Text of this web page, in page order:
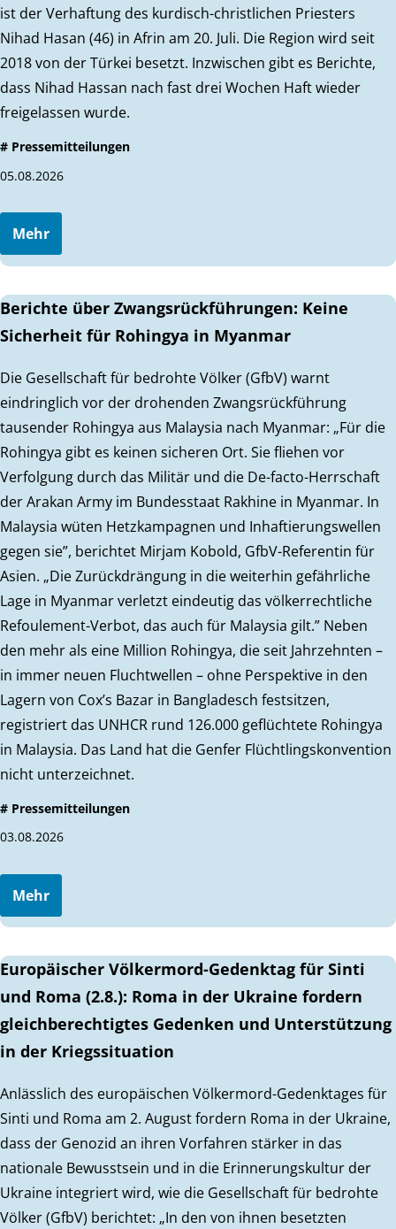
ist der Verhaftung des kurdisch-christlichen Priesters
Nihad Hasan (46) in Afrin am 20. Juli. Die Region wird seit
2018 von der Türkei besetzt. Inzwischen gibt es Berichte,
dass Nihad Hassan nach fast drei Wochen Haft wieder
freigelassen wurde.
# Pressemitteilungen
05.08.2026
Mehr
Berichte über Zwangsrückführungen: Keine
Sicherheit für Rohingya in Myanmar
Die Gesellschaft für bedrohte Völker (GfbV) warnt
eindringlich vor der drohenden Zwangsrückführung
tausender Rohingya aus Malaysia nach Myanmar: „Für die
Rohingya gibt es keinen sicheren Ort. Sie fliehen vor
Verfolgung durch das Militär und die De-facto-Herrschaft
der Arakan Army im Bundesstaat Rakhine in Myanmar. In
Malaysia wüten Hetzkampagnen und Inhaftierungswellen
gegen sie”, berichtet Mirjam Kobold, GfbV-Referentin für
Asien. „Die Zurückdrängung in die weiterhin gefährliche
Lage in Myanmar verletzt eindeutig das völkerrechtliche
Refoulement-Verbot, das auch für Malaysia gilt.” Neben
den mehr als eine Million Rohingya, die seit Jahrzehnten –
in immer neuen Fluchtwellen – ohne Perspektive in den
Lagern von Cox’s Bazar in Bangladesch festsitzen,
registriert das UNHCR rund 126.000 geflüchtete Rohingya
in Malaysia. Das Land hat die Genfer Flüchtlingskonvention
nicht unterzeichnet.
# Pressemitteilungen
03.08.2026
Mehr
Europäischer Völkermord-Gedenktag für Sinti
und Roma (2.8.): Roma in der Ukraine fordern
gleichberechtigtes Gedenken und Unterstützung
in der Kriegssituation
Anlässlich des europäischen Völkermord-Gedenktages für
Sinti und Roma am 2. August fordern Roma in der Ukraine,
dass der Genozid an ihren Vorfahren stärker in das
nationale Bewusstsein und in die Erinnerungskultur der
Ukraine integriert wird, wie die Gesellschaft für bedrohte
Völker (GfbV) berichtet: „In den von ihnen besetzten